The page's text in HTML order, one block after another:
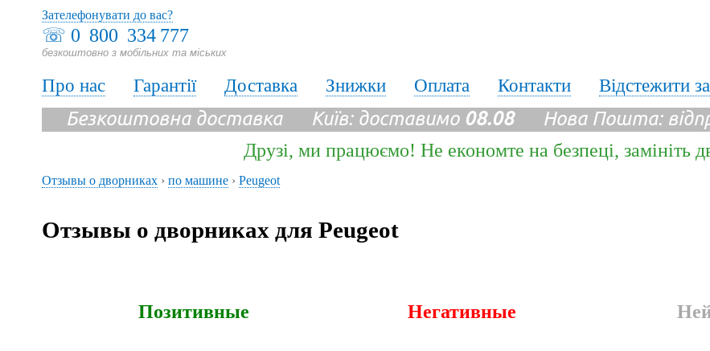
☏ 0 800 334 777
безкоштовно з мобільних та міських
Зателефонувати до вас?
Про нас Гарантії Доставка Знижки Оплата Контакти Відстежити
Безкоштовна доставка Київ: доставимо 08.08Нова Пошта:
Друзі, ми працюємо! Не економте на безпеці, замініть
Отзывы о дворниках › по машине › Peugeot
Отзывы о дворниках для Peugeot
Позитивные Негативные